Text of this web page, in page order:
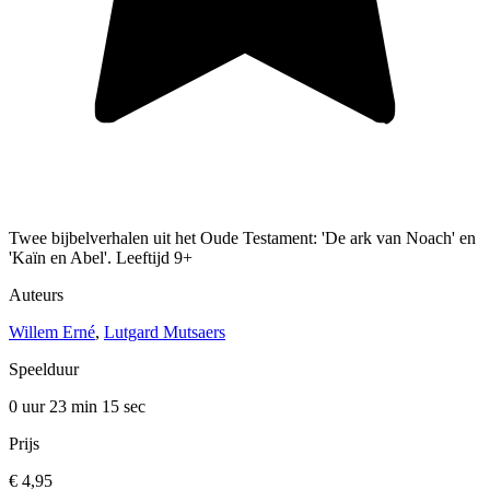
Twee bijbelverhalen uit het Oude Testament: 'De ark van Noach' en
'Kaïn en Abel'. Leeftijd 9+
Auteurs
Willem Erné, Lutgard Mutsaers
Speelduur
0 uur 23 min 15 sec
Prijs
€ 4,95